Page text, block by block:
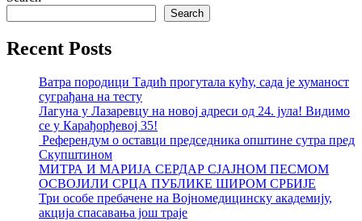
Search
Recent Posts
Ватра породици Тадић прогутала кућу, сада је хуманост
суграђана на тесту
Лагуна у Лазаревцу на новој адреси од 24. јула! Видимо
се у Карађорђевој 35!
Референдум о оставци председника општине сутра пред
Скупштином
МИТРА И МАРИЈА СЕРДАР СЈАЈНОМ ПЕСМОМ
ОСВОЈИЛИ СРЦА ПУБЛИКЕ ШИРОМ СРБИЈЕ
Три особе пребачене на Војномедицинску академију,
акција спасавања још траје